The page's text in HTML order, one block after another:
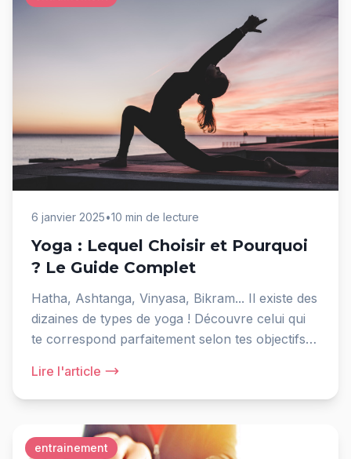
6 janvier 2025•10 min de lecture
Yoga : Lequel Choisir et Pourquoi
? Le Guide Complet
Hatha, Ashtanga, Vinyasa, Bikram... Il existe des
dizaines de types de yoga ! Découvre celui qui
te correspond parfaitement selon tes objectifs
Lire l'article
entrainement